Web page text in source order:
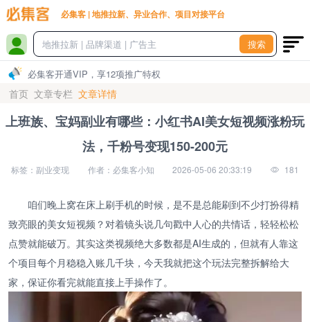
必集客 | 地推拉新、异业合作、项目对接平台
搜索
必集客开通VIP，享12项推广特权
首页 文章专栏 文章详情
上班族、宝妈副业有哪些：小红书AI美女短视频涨粉玩
法，千粉号变现150-200元
标签：副业变现 作者：必集客小知 2026-05-06 20:33:19 181
咱们晚上窝在床上刷手机的时候，是不是总能刷到不少打扮得精
致亮眼的美女短视频？对着镜头说几句戳中人心的共情话，轻轻松松
点赞就能破万。其实这类视频绝大多数都是AI生成的，但就有人靠这
个项目每个月稳稳入账几千块，今天我就把这个玩法完整拆解给大
家，保证你看完就能直接上手操作了。